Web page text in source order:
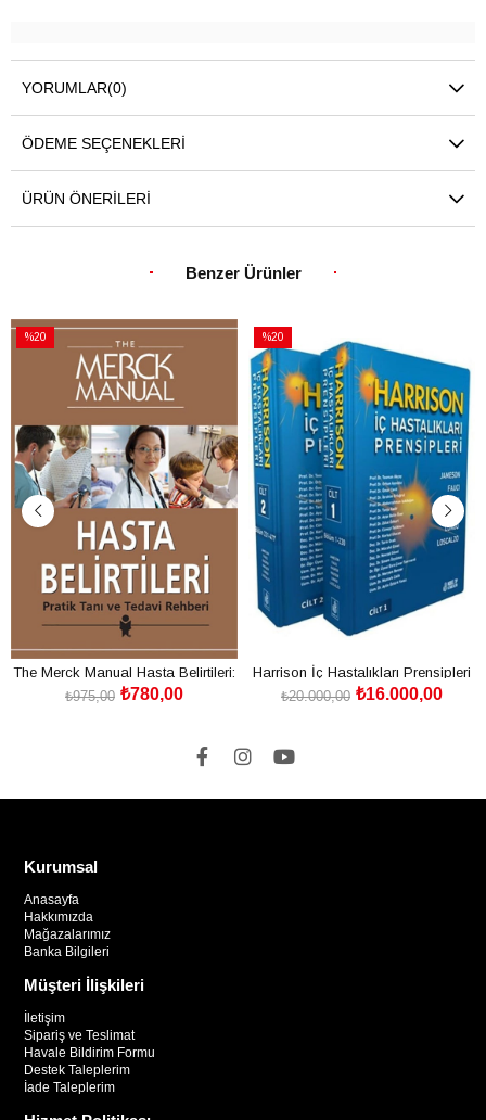
YORUMLAR(0)
ÖDEME SEÇENEKLERI
ÜRÜN ÖNERILERI
Benzer Ürünler
%20
The Merck Manual Hasta Belirtileri:
Pratik Tanı ve Tedavi Rehberi
₺780,00
₺975,00
%20
İndirim
%20İndirim
Harrison İç Hastalıkları Prensipleri
Cilt: 1-2
₺16.000,00
₺20.000,00
Kurumsal
Anasayfa
Hakkımızda
Mağazalarımız
Banka Bilgileri
Müşteri İlişkileri
İletişim
Sipariş ve Teslimat
Havale Bildirim Formu
Destek Taleplerim
İade Taleplerim